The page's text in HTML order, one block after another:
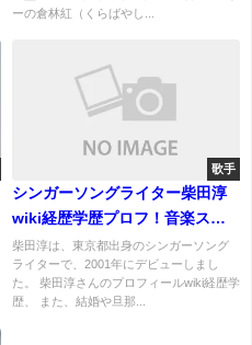
ーの倉林紅（くらばやし...
歌手
シンガーソングライター柴田淳
wiki経歴学歴プロフ！音楽スタ
イルは？結婚、旦那や子供は？
柴田淳は、東京都出身のシンガーソング
ライターで、2001年にデビューしまし
た。 柴田淳さんのプロフィールwiki経歴学
歴、 また、結婚や旦那...